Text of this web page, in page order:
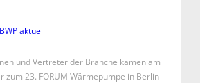
aktuell
und Vertreter der Branche kamen am
zum 23. FORUM Wärmepumpe in Berlin